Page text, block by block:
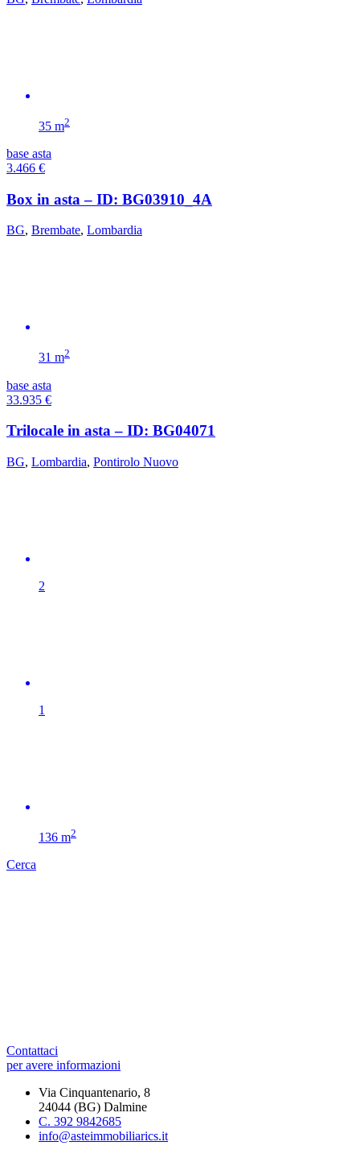
35 m2
base asta
3.466 €
Box in asta – ID: BG03910_4A
BG, Brembate, Lombardia
31 m2
base asta
33.935 €
Trilocale in asta – ID: BG04071
BG, Lombardia, Pontirolo Nuovo
2
1
136 m2
Cerca
Contattaci
per avere informazioni
Via Cinquantenario, 8
24044 (BG) Dalmine
C. 392 9842685
info@asteimmobiliarics.it